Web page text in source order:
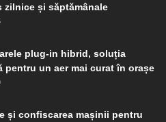
zilnice și săptămânale
plug-in hibrid, soluția
pentru un aer mai curat în orașe
și confiscarea mașinii pentru